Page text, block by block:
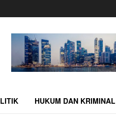
HUKUM DAN KRIMINAL